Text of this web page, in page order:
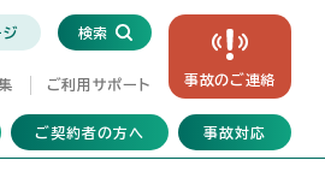
ジ 検索
事故のご連絡
ご利用サポート
ご契約者の方へ 事故対応